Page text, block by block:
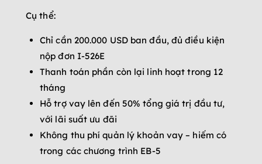
Cụ thể:
Chỉ cần 200.000 USD ban đầu, đủ điều kiện
nộp đơn I-526E
Thanh toán phần còn lại linh hoạt trong 12
tháng
Hỗ trợ vay lên đến 50% tổng giá trị đầu tư,
với lãi suất ưu đãi
Không thu phí quản lý khoản vay – hiếm có
trong các chương trình EB-5